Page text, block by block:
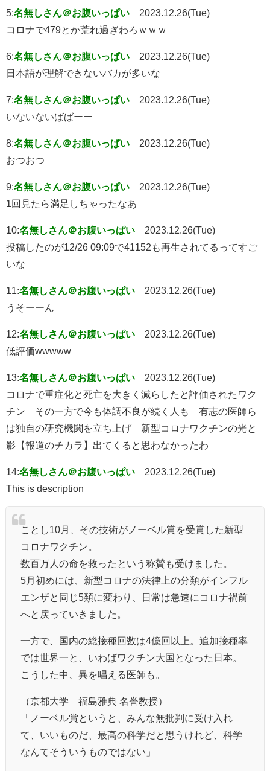
5:名無しさん＠お腹いっぱい
2023.12.26(Tue)
コロナで479とか荒れ過ぎわろｗｗｗ
6:名無しさん＠お腹いっぱい
2023.12.26(Tue)
日本語が理解できないバカが多いな
7:名無しさん＠お腹いっぱい
2023.12.26(Tue)
いないないばばーー
8:名無しさん＠お腹いっぱい
2023.12.26(Tue)
おつおつ
9:名無しさん＠お腹いっぱい
2023.12.26(Tue)
1回見たら満足しちゃったなあ
10:名無しさん＠お腹いっぱい
2023.12.26(Tue)
投稿したのが12/26 09:09で41152も再生されてるってすご
いな
11:名無しさん＠お腹いっぱい
2023.12.26(Tue)
うそーーん
12:名無しさん＠お腹いっぱい
2023.12.26(Tue)
低評価wwwww
13:名無しさん＠お腹いっぱい
2023.12.26(Tue)
コロナで重症化と死亡を大きく減らしたと評価されたワク
チン その一方で今も体調不良が続く人も 有志の医師ら
は独自の研究機関を立ち上げ 新型コロナワクチンの光と
影【報道のチカラ】出てくると思わなかったわ
14:名無しさん＠お腹いっぱい
2023.12.26(Tue)
This is description
ことし10月、その技術がノーベル賞を受賞した新型
コロナワクチン。
数百万人の命を救ったという称賛も受けました。
5月初めには、新型コロナの法律上の分類がインフル
エンザと同じ5類に変わり、日常は急速にコロナ禍前
へと戻っていきました。
一方で、国内の総接種回数は4億回以上。追加接種率
では世界一と、いわばワクチン大国となった日本。
こうした中、異を唱える医師も。
（京都大学 福島雅典 名誉教授）
「ノーベル賞というと、みんな無批判に受け入れ
て、いいものだ、最高の科学だと思うけれど、科学
なんてそういうものではない」